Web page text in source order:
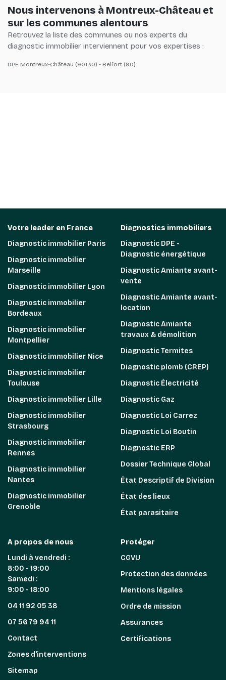
Nous intervenons à Montreux-Château et
sur les communes alentours
Retrouvez la liste des communes ou nos experts du
diagnostic immobilier interviennent pour vos expertises :
DPE Montreux-Château (90130) - Belfort (90)
Votre leader en France
Diagnostic immobilier Paris
Diagnostic immobilier
Marseille
Diagnostic immobilier Lyon
Diagnostic immobilier
Bordeaux
Diagnostic immobilier
Montpellier
Diagnostic immobilier Nice
Diagnostic immobilier
Toulouse
Diagnostic immobilier Lille
Diagnostic immobilier
Strasbourg
Diagnostic immobilier
Rennes
Diagnostic immobilier
Nantes
Diagnostic immobilier
Grenoble
Diagnostics immobiliers
Diagnostic DPE -
Diagnostic énergétique
Diagnostic Amiante avant-
vente
Diagnostic Amiante avant-
location
Diagnostic Amiante
travaux & démolition
Diagnostic Termites
Diagnostic plomb (CREP)
Diagnostic Électricité
Diagnostic Gaz
Diagnostic Loi Carrez
Diagnostic Loi Boutin
Diagnostic ERP
Dossier Technique Global
État Descriptif de Division
État des lieux
État parasitaire
A propos de nous
Lundi à vendredi :
8:00 - 19:00
Samedi :
9:00 - 18:00
04 11 92 05 38
07 56 79 94 11
Contact
Zones d'interventions
Sitemap
Protéger
CGVU
Protection des données
Mentions légales
Ordre de mission
Assurances
Certifications